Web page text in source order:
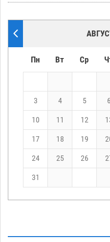
Пн Вт Ср
3 4 5 6
10 11 12
17 18 19
24 25 26
31